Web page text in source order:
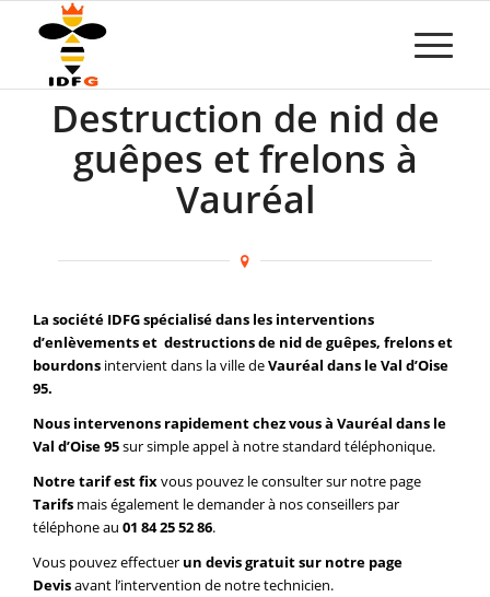
Destruction de nid de
guêpes et frelons à
Vauréal
La société IDFG spécialisé dans les interventions
d’enlèvements et destructions de nid de guêpes, frelons et
bourdons intervient dans la ville deVauréal dans le Val d’Oise
95.
Nous intervenons rapidement chez vous à Vauréal dans le
Val d’Oise 95sur simple appel à notre standard téléphonique.
Notre tarif est fixvous pouvez le consulter sur notre page
Tarifs mais également le demander à nos conseillers par
téléphone au 01 84 25 52 86.
Vous pouvez effectuer un devis gratuit sur notre page
Devisavant l’intervention de notre technicien.